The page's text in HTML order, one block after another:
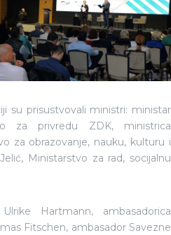
su prisustvovali ministri: ministar
za privredu ZDK, ministrica
za obrazovanje, nauku, kulturu i
Ministarstvo za rad, socijalnu
Hartmann, ambasadorica
Fitschen, ambasador Savezne